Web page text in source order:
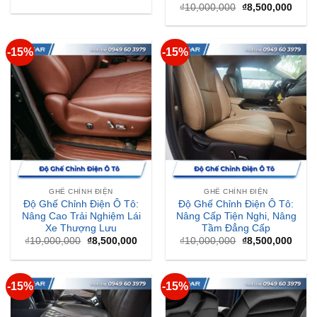
là:
tại
₫10,000,000 Giá
là:
₫8,500,000Giá
tại
-15%
GHẾ CHỈNH ĐIỆN
Độ Ghế Chỉnh Điện Ô Tô:
Nâng Cao Trải Nghiệm Lái
Xe Thượng Lưu
₫10,000,000 Giá
là:
₫8,500,000Giá
tại
₫8,500,000.
-15%
GHẾ CHỈNH ĐIỆN
Độ Ghế Chỉnh Điện Ô Tô:
Nâng Cấp Tiện Nghi, Nâng
Tầm Đẳng Cấp
₫10,000,000 Giá
là:
₫8,500,000Giá
tại
-15% -15%